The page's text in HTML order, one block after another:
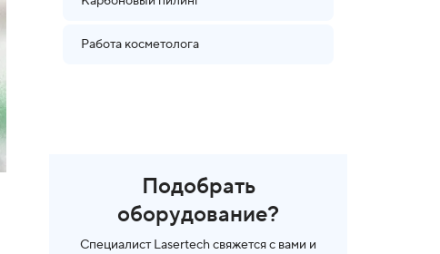
Работа косметолога
Подобрать
оборудование?
Специалист Lasertech свяжется с вами и